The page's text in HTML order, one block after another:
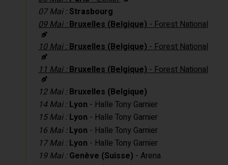
07 Mai : Strasbourg
09 Mai :Bruxelles (Belgique)- Forest National
10 Mai :Bruxelles (Belgique)- Forest National
11 Mai : Bruxelles (Belgique) - Forest National
12 Mai : Bruxelles (Belgique)
14 Mai : Lyon - Halle Tony Garnier
15 Mai : Lyon - Halle Tony Garnier
16 Mai : Lyon - Halle Tony Garnier
17 Mai : Lyon - Halle Tony Garnier
19 Mai : Genève (Suisse) - Arena